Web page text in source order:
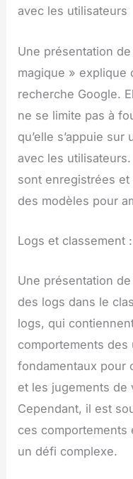
avec les utilisateurs
Une présentation
magique » explique
recherche Google.
ne se limite pas à
qu’elle s’appuie
avec les
sont enregistrées
des modèles pour
Logs et classement
Une présentation
des logs dans le
logs, qui
comportements
fondamentaux pour
et les jugements de
Cependant, il est
ces comportements
un défi complexe.